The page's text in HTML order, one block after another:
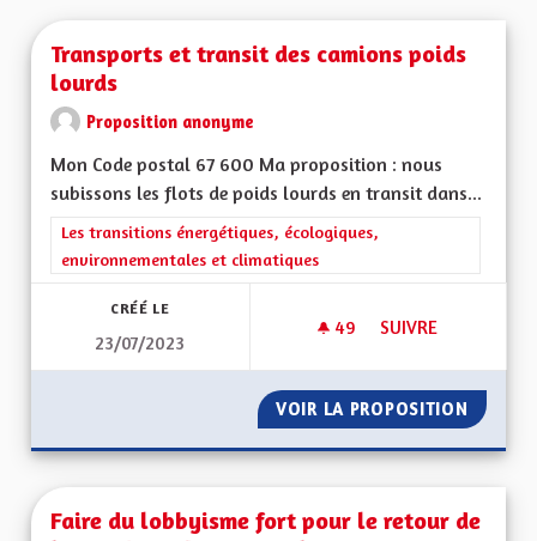
Transports et transit des camions poids
lourds
Proposition anonyme
Mon Code postal 67 600 Ma proposition : nous
subissons les flots de poids lourds en transit dans...
Filtrer les résultats de la catégorie : Les transitions
Les transitions énergétiques, écologiques,
environnementales et climatiques
CRÉÉ LE
23/07/2023
49 49 ABONNÉS
SUIVRE
VOIR LA PROPOSITION
Faire du lobbyisme fort pour le retour de